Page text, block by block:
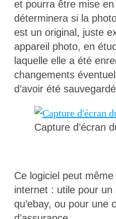
et pourra être mise en
déterminera si la
est un original, juste
appareil photo, en
laquelle elle a été
changements
d’avoir été
Capture d’écran
Ce logiciel peut
internet : utile pour un
qu’ebay, ou pour une